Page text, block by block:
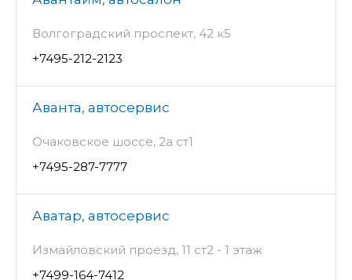
Волгоградский проспект, 42 к5
+7495-212-2123
Аванта, автосервис
Очаковское шоссе, 2а ст1
+7495-287-7777
Аватар, автосервис
Измайловский проезд, 11 ст2 - 1 этаж
+7499-164-7412